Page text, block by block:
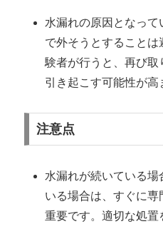
水漏れの原因となっ
で外そうとすること
験者が行うと、再び取
引き起こす可能性が高
注意点
水漏れが続いている場
いる場合は、すぐに
重要です。適切な処置